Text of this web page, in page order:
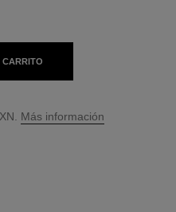
Más información